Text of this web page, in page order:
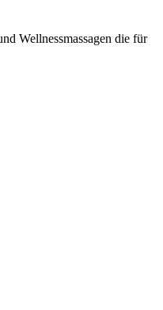
Wellnessmassagen die für